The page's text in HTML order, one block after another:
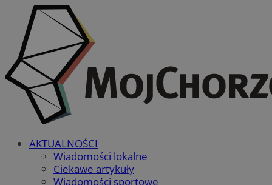
AKTUALNOŚCI
Wiadomości lokalne
Ciekawe artykuły
Wiadomości sportowe